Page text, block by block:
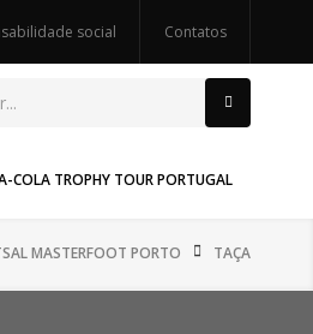
social Contatos
COLA TROPHY TOUR PORTUGAL
MASTERFOOT PORTO TAÇA